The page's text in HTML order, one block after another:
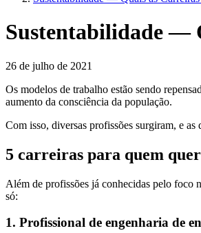
Sustentabilidade —
26 de julho de 2021
Os modelos de trabalho estão sendo
aumento da consciência da população.
Com isso, diversas profissões surgiram, e
5 carreiras para quem
Além de profissões já conhecidas pelo
só:
1. Profissional de engenharia de